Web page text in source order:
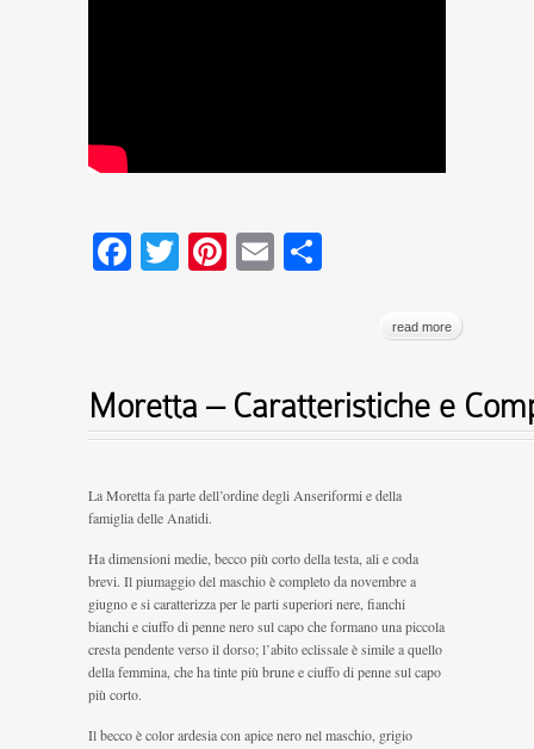
Facebook
TwitterPinterest
Email
read more
Moretta – Caratteristiche e
La Moretta fa parte dell’ordine degli Anseriformi e della
famiglia delle Anatidi.
Ha dimensioni medie, becco più corto della testa, ali e coda
brevi. Il piumaggio del maschio è completo da novembre a
giugno e si caratterizza per le parti superiori nere, fianchi
bianchi e ciuffo di penne nero sul capo che formano una piccola
cresta pendente verso il dorso; l’abito eclissale è simile a quello
della femmina, che ha tinte più brune e ciuffo di penne sul capo
più corto.
Il becco è color ardesia con apice nero nel maschio, grigio